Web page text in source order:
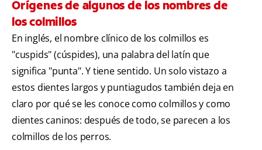
Orígenes de algunos de los nombres de
los colmillos
En inglés, el nombre clínico de los colmillos es
"cuspids" (cúspides), una palabra del latín que
significa "punta". Y tiene sentido. Un solo vistazo a
estos dientes largos y puntiagudos también deja en
claro por qué se les conoce como colmillos y como
dientes caninos: después de todo, se parecen a los
colmillos de los perros.